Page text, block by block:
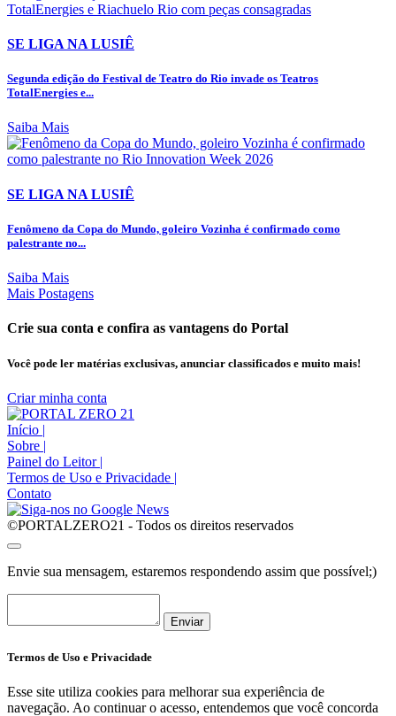
SE LIGA NA LUSIÊ
Segunda edição do Festival de Teatro do Rio invade os Teatros
TotalEnergies e...
Saiba Mais
SE LIGA NA LUSIÊ
Fenômeno da Copa do Mundo, goleiro Vozinha é confirmado como
palestrante no...
Saiba Mais
Mais Postagens
Crie sua conta e confira as vantagens do Portal
Você pode ler matérias exclusivas, anunciar classificados e muito mais!
Criar minha conta
Início |
Sobre |
Painel do Leitor |
Termos de Uso e Privacidade |
Contato
©PORTALZERO21 - Todos os direitos reservados
Envie sua mensagem, estaremos respondendo assim que possível;)
Enviar
Termos de Uso e Privacidade
Esse site utiliza cookies para melhorar sua experiência de
navegação. Ao continuar o acesso, entendemos que você concorda